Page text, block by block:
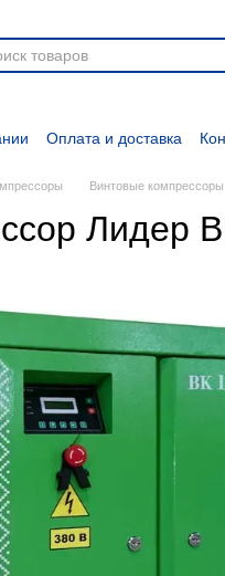
Оплата и доставка
материалы
Блог
Винтовые компрессоры
Лидер